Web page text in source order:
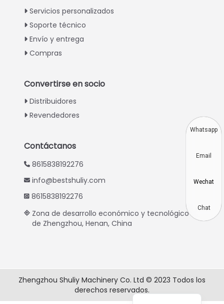
Servicios personalizados
Soporte técnico
Envío y entrega
Compras
Convertirse en socio
Distribuidores
Revendedores
Contáctanos
8615838192276
info@bestshuliy.com
8615838192276
Zona de desarrollo económico y tecnológico
de Zhengzhou, Henan, China
Zhengzhou Shuliy Machinery Co. Ltd © 2023 Todos los
derechos reservados.
Vietnamese
Whatsapp
Email
Wechat
Chat